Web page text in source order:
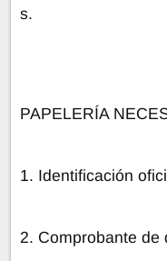
s.
PAPELERÍA
1. Identificación
2. Comprobante de